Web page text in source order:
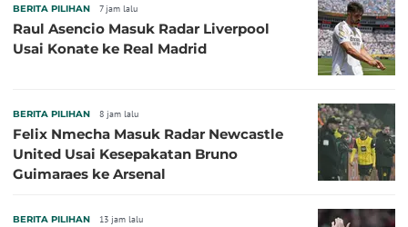
BERITA PILIHAN 7 jam lalu
Raul Asencio Masuk Radar Liverpool
Usai Konate ke Real Madrid
BERITA PILIHAN 8 jam lalu
Felix Nmecha Masuk Radar Newcastle
United Usai Kesepakatan Bruno
Guimaraes ke Arsenal
BERITA PILIHAN 13 jam lalu